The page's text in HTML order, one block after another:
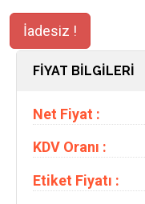
İadesiz !
FİYAT BİLGİLERİ
Net Fiyat :
KDV Oranı :
Etiket Fiyatı :